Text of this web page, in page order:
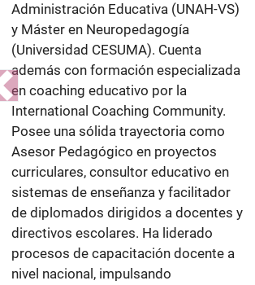
Administración Educativa (UNAH-VS)
y Máster en Neuropedagogía
(Universidad CESUMA). Cuenta
además con formación especializada
en coaching educativo por la
International Coaching Community.
Posee una sólida trayectoria como
Asesor Pedagógico en proyectos
curriculares, consultor educativo en
sistemas de enseñanza y facilitador
de diplomados dirigidos a docentes y
directivos escolares. Ha liderado
procesos de capacitación docente a
nivel nacional, impulsando
Previous